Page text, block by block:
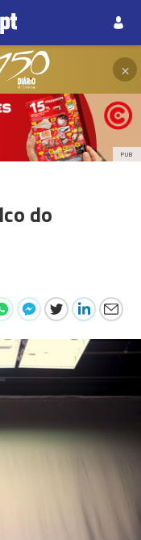
×
PUB
do